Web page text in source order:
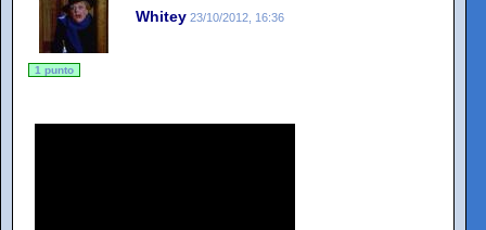
Whitey 23/10/2012, 16:36
1 punto